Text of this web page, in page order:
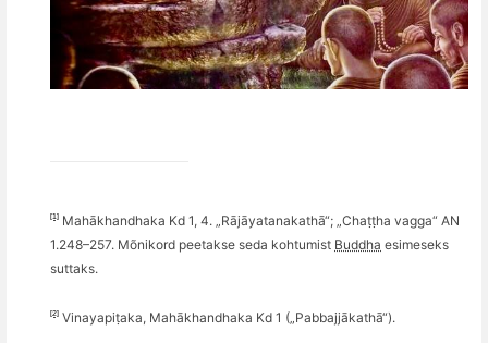
[1] Mahākhandhaka Kd 1, 4. „Rājāyatanakathā“; „Chaṭṭha vagga“ AN
1.248–257. Mõnikord peetakse seda kohtumist Buddha esimeseks
suttaks.
[2] Vinayapiṭaka, Mahākhandhaka Kd 1 („Pabbajjākathā“).